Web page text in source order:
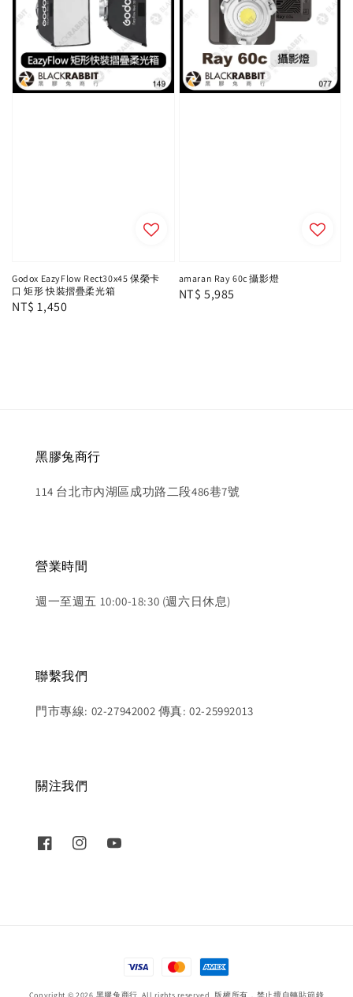
Godox EazyFlow Rect30x45 保榮卡
口 矩形 快裝摺疊柔光箱
Regular
NT$ 1,450
amaran Ray 60c 攝影燈
Regular
NT$ 5,985
黑膠兔商行
114 台北市內湖區成功路二段486巷7號
營業時間
週一至週五 10:00-18:30 (週六日休息)
聯繫我們
門市專線: 02-27942002 傳真: 02-25992013
關注我們